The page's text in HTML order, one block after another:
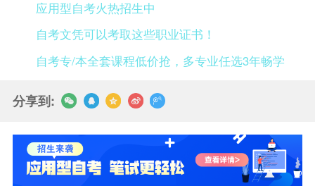
应用型自考火热招生中
自考文凭可以考取这些职业证书！
自考专/本全套课程低价抢，多专业任选3年畅学
分享到: